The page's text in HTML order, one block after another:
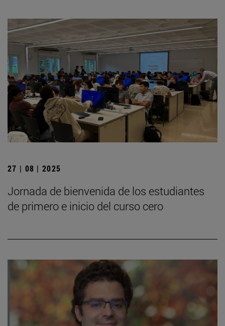
27 | 08 | 2025
Jornada de bienvenida de los estudiantes
de primero e inicio del curso cero